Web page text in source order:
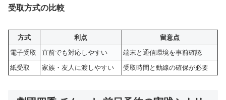
受取方式の比較
方式 利点
留意点
電子受取
直前でも対応しやすい
端末と通信環境を事前確認
紙受取
家族・友人に渡しやすい 受取時間と動線の確保が必要